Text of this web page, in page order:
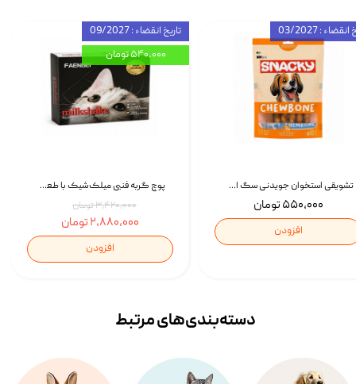
پوچ گربه فنبی میلک‌شیک با طعم مرغ Faenbei Cat Milk Shake Pouch بسته 12 عددی
۳,۴۲۰,۰۰۰ تومان
۲,۸۸۰,۰۰۰ تومان
افزودن
تاریخ انقضاء : 09/2027
۵۴۰,۰۰۰ تومان
تشویقی استخوان جویدنی سگ اسنکی کرانچی با طعم مرغ Snacky Crunchy Munchy وزن 100 گرم
۵۵۰,۰۰۰ تومان
افزودن
: 03/2027
دسته‌بندی‌‌های مرتبط